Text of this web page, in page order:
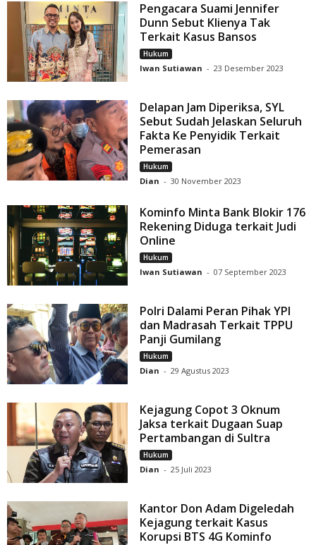
Pengacara Suami Jennifer
Dunn Sebut Klienya Tak
Terkait Kasus Bansos
Hukum
Iwan Sutiawan - 23 Desember 2023
Delapan Jam Diperiksa, SYL
Sebut Sudah Jelaskan Seluruh
Fakta Ke Penyidik Terkait
Pemerasan
Hukum
Dian - 30 November 2023
Kominfo Minta Bank Blokir 176
Rekening Diduga terkait Judi
Online
Hukum
Iwan Sutiawan - 07 September 2023
Polri Dalami Peran Pihak YPI
dan Madrasah Terkait TPPU
Panji Gumilang
Hukum
Dian - 29 Agustus 2023
Kejagung Copot 3 Oknum
Jaksa terkait Dugaan Suap
Pertambangan di Sultra
Hukum
Dian - 25 Juli 2023
Kantor Don Adam Digeledah
Kejagung terkait Kasus
Korupsi BTS 4G Kominfo